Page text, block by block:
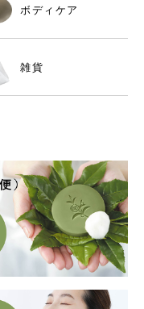
ボディケア
雑貨